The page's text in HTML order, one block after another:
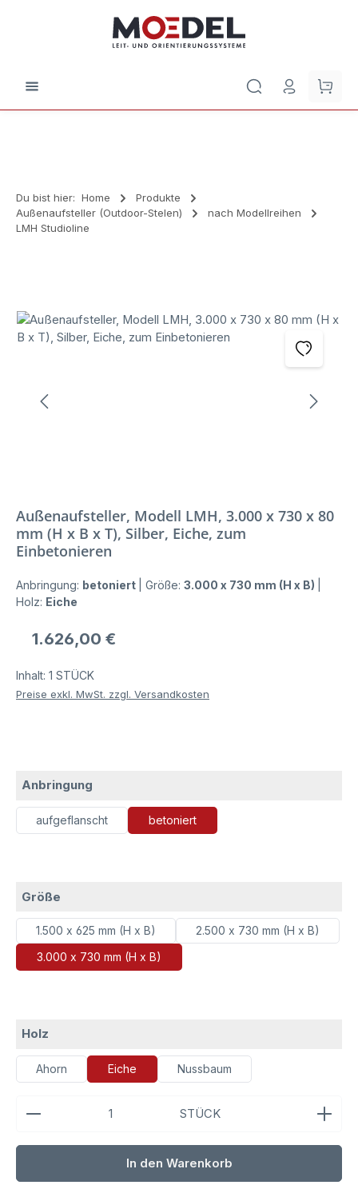
Zum Hauptinhalt springen
Du bist hier: Home
Produkte
Außenaufsteller (Outdoor-Stelen)
nach Modellreihen
LMH Studioline
Bildergalerie überspringen
Außenaufsteller, Modell LMH, 3.000 x 730 x 80
mm (H x B x T), Silber, Eiche, zum
Einbetonieren
Anbringung: betoniert Größe: 3.000 x 730 mm (H x B)
Holz: Eiche
Regulärer Preis:
1.626,00 €
Inhalt: 1 STÜCK
Preise exkl. MwSt. zzgl. Versandkosten
Anbringung
aufgeflanscht betoniert
Größe
1.500 x 625 mm (H x B)
2.500 x 730 mm (H x B)
3.000 x 730 mm (H x B)
Holz
Ahorn Eiche Nussbaum
Produkt Anzahl: Gib den gewünschten Wert ein
STÜCK
In den Warenkorb